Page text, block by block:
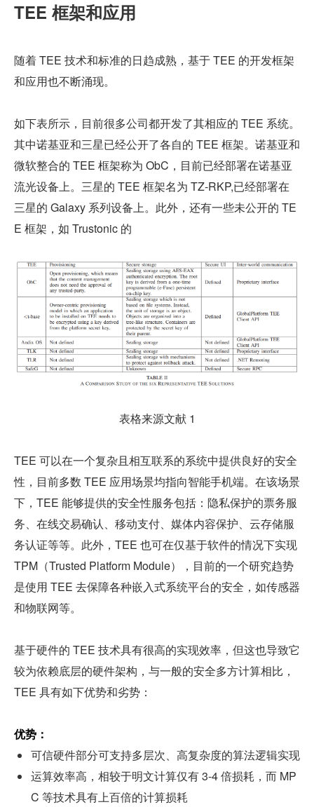
TEE 框架和应用
随着 TEE 技术和标准的日趋成熟，基于 TEE 的开发框架
和应用也不断涌现。
如下表所示，目前很多公司都开发了其相应的 TEE 系统。
其中诺基亚和三星已经公开了各自的 TEE 框架。诺基亚和
微软整合的 TEE 框架称为 ObC，目前已经部署在诺基亚
流光设备上。三星的 TEE 框架名为 TZ-RKP,已经部署在
三星的 Galaxy 系列设备上。此外，还有一些未公开的 TE
E 框架，如 Trustonic 的
表格来源文献 1
TEE 可以在一个复杂且相互联系的系统中提供良好的安全
性，目前多数 TEE 应用场景均指向智能手机端。在该场景
下，TEE 能够提供的安全性服务包括：隐私保护的票务服
务、在线交易确认、移动支付、媒体内容保护、云存储服
务认证等等。此外，TEE 也可在仅基于软件的情况下实现
TPM（Trusted Platform Module），目前的一个研究趋势
是使用 TEE 去保障各种嵌入式系统平台的安全，如传感器
和物联网等。
基于硬件的 TEE 技术具有很高的实现效率，但这也导致它
较为依赖底层的硬件架构，与一般的安全多方计算相比，
TEE 具有如下优势和劣势：
优势：
可信硬件部分可支持多层次、高复杂度的算法逻辑实现
运算效率高，相较于明文计算仅有 3-4 倍损耗，而 MP
C 等技术具有上百倍的计算损耗